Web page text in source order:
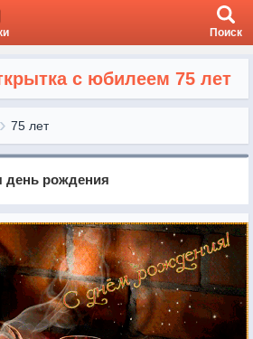
Поиск
с юбилеем 75 лет
75 лет
день рождения